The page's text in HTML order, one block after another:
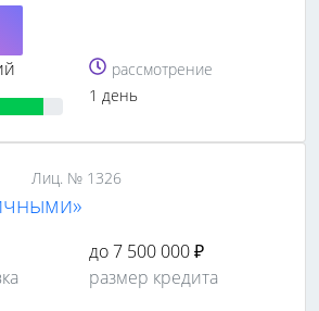
рассмотрение
1 день
Лиц. № 1326
до 7 500 000 ₽
размер кредита